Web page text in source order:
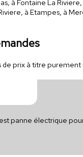
à Fontaine La
à Etampes, à
prix à titre purement
panne électrique